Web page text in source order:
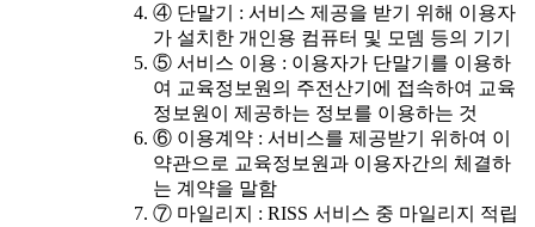
④ 단말기 : 서비스 제공을 받기 위해 이용자
가 설치한 개인용 컴퓨터 및 모뎀 등의 기기
⑤ 서비스 이용 : 이용자가 단말기를 이용하
여 교육정보원의 주전산기에 접속하여 교육
정보원이 제공하는 정보를 이용하는 것
⑥ 이용계약 : 서비스를 제공받기 위하여 이
약관으로 교육정보원과 이용자간의 체결하
는 계약을 말함
⑦ 마일리지 : RISS 서비스 중 마일리지 적립